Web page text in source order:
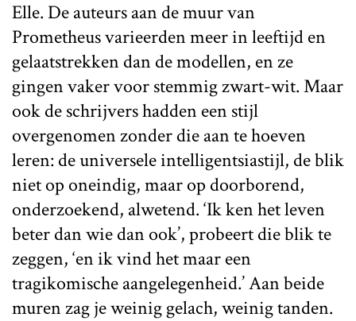
Elle. De auteurs aan de muur van
Prometheus varieerden meer in leeftijd en
gelaatstrekken dan de modellen, en ze
gingen vaker voor stemmig zwart-wit. Maar
ook de schrijvers hadden een stijl
overgenomen zonder die aan te hoeven
leren: de universele intelligentsiastijl, de blik
niet op oneindig, maar op doorborend,
onderzoekend, alwetend. ‘Ik ken het leven
beter dan wie dan ook’, probeert die blik te
zeggen, ‘en ik vind het maar een
tragikomische aangelegenheid.’ Aan beide
muren zag je weinig gelach, weinig tanden.